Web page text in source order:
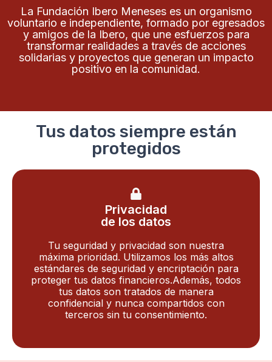
La Fundación Ibero Meneses es un organismo
voluntario e independiente, formado por egresados
y amigos de la Ibero, que une esfuerzos para
transformar realidades a través de acciones
solidarias y proyectos que generan un impacto
positivo en la comunidad.
Tus datos siempre están
protegidos
Privacidad
de los datos
Tu seguridad y privacidad son nuestra
máxima prioridad. Utilizamos los más altos
estándares de seguridad y encriptación para
proteger tus datos financieros.Además, todos
tus datos son tratados de manera
confidencial y nunca compartidos con
terceros sin tu consentimiento.